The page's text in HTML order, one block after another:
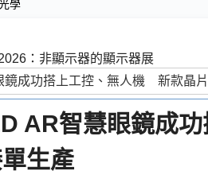
學
：非顯示器的顯示器展
AR智慧眼鏡成
生產